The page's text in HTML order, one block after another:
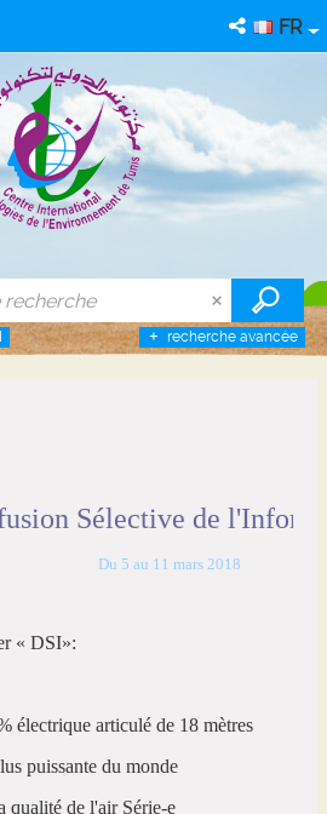
FR
recherche avancée